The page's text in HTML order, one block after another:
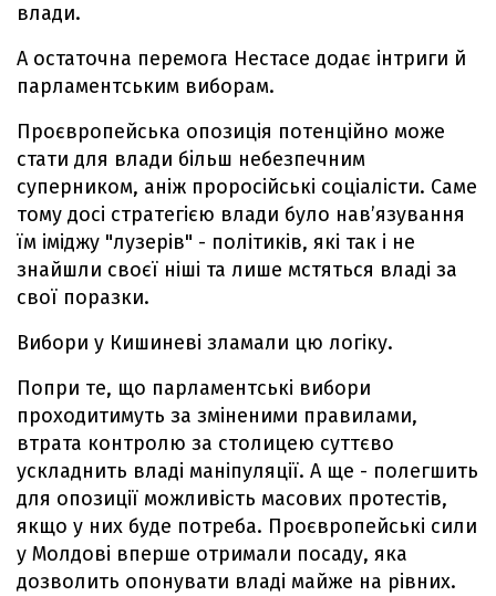
влади.
А остаточна перемога Нестасе додає інтриги й
парламентським виборам.
Проєвропейська опозиція потенційно може
стати для влади бiльш небезпечним
суперником, аніж проросійські соціалісти. Саме
тому досі стратегією влади було нав’язування
їм іміджу "лузерів" - політиків, які так і не
знайшли своєї ніші та лише мстяться владі за
свої поразки.
Вибори у Кишиневі зламали цю логіку.
Попри те, що парламентські вибори
проходитимуть за зміненими правилами,
втрата контролю за столицею суттєво
ускладнить владі маніпуляції. А ще - полегшить
для опозиції можливість масових протестів,
якщо у них буде потреба. Проєвропейські сили
у Молдові вперше отримали посаду, яка
дозволить опонувати владі майже на рівних.